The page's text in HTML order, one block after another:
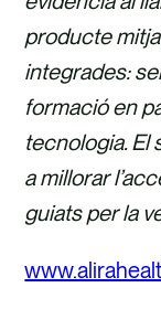
producte
integrades:
formació en
tecnologia. El
a millorar
guiats per la